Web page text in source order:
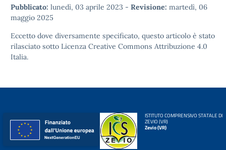
Pubblicato: lunedì, 03 aprile 2023 - Revisione: martedì, 06
maggio 2025
Eccetto dove diversamente specificato, questo articolo è stato
rilasciato sotto Licenza Creative Commons Attribuzione 4.0
Italia.
ISTITUTO COMPRENSIVO STATALE DI
ZEVIO (VR)
Zevio (VR)